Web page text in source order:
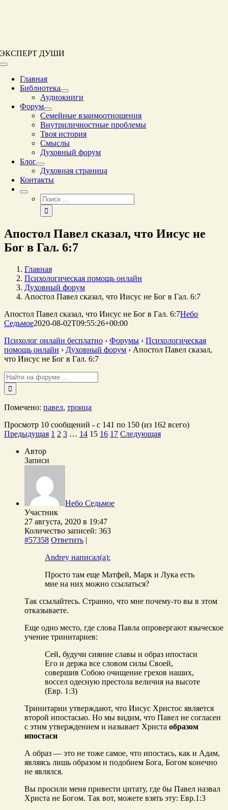
ЭКСПЕРТ ДУШИ
Переключение
навигацииГлавная
Библиотека
Аудиокниги
Форум
Семейные взаимоотношения
Внутриличностные проблемы
Твоя история
Смыслы
Духовный форум
Блог
Духовная страница
Контакты
Результат
поиска:
Апостол Павел сказал, что Иисус не
Бог в Гал. 6:7
Главная
Психологическая помощь онлайн
Духовный форум
Апостол Павел сказал, что Иисус не Бог в Гал. 6:7
Апостол Павел сказал, что Иисус не Бог в Гал. 6:7Небо
Седьмое2020-08-02T09:55:26+00:00
Психолог онлайн бесплатно › Форумы › Психологическая
помощь онлайн › Духовный форум › Апостол Павел сказал,
что Иисус не Бог в Гал. 6:7
Поиск:
Помечено: павел, троица
Просмотр 10 сообщений - с 141 по 150 (из 162 всего)
Предыдущая 1 2 3 … 14 15 16 17 Следующая
Автор
Записи
Небо Седьмое
Участник
27 августа, 2020 в 19:47
Количество записей: 363
#57358 Ответить |
Andrey написал(а):
Просто там еще Матфей, Марк и Лука есть
мне на них можно ссылаться?
Так ссылайтесь. Странно, что мне почему-то вы в этом
отказываете.
Еще одно место, где слова Павла опровергают языческое
учение тринитариев:
Сей, будучи сияние славы и образ ипостаси
Его и держа все словом силы Своей,
совершив Собою очищение грехов наших,
воссел одесную престола величия на высоте
(Евр. 1:3)
Тринитарии утверждают, что Иисус Христос является
второй ипостасью. Но мы видим, что Павел не согласен
с этим утверждением и называет Христа образом
ипостаси
А образ — это не тоже самое, что ипостась, как и Адам,
являясь лишь образом и подобием Бога, Богом конечно
не являлся.
Вы просили меня привести цитату, где бы Павел назвал
Христа не Богом. Так вот, можете взять эту: Евр.1:3